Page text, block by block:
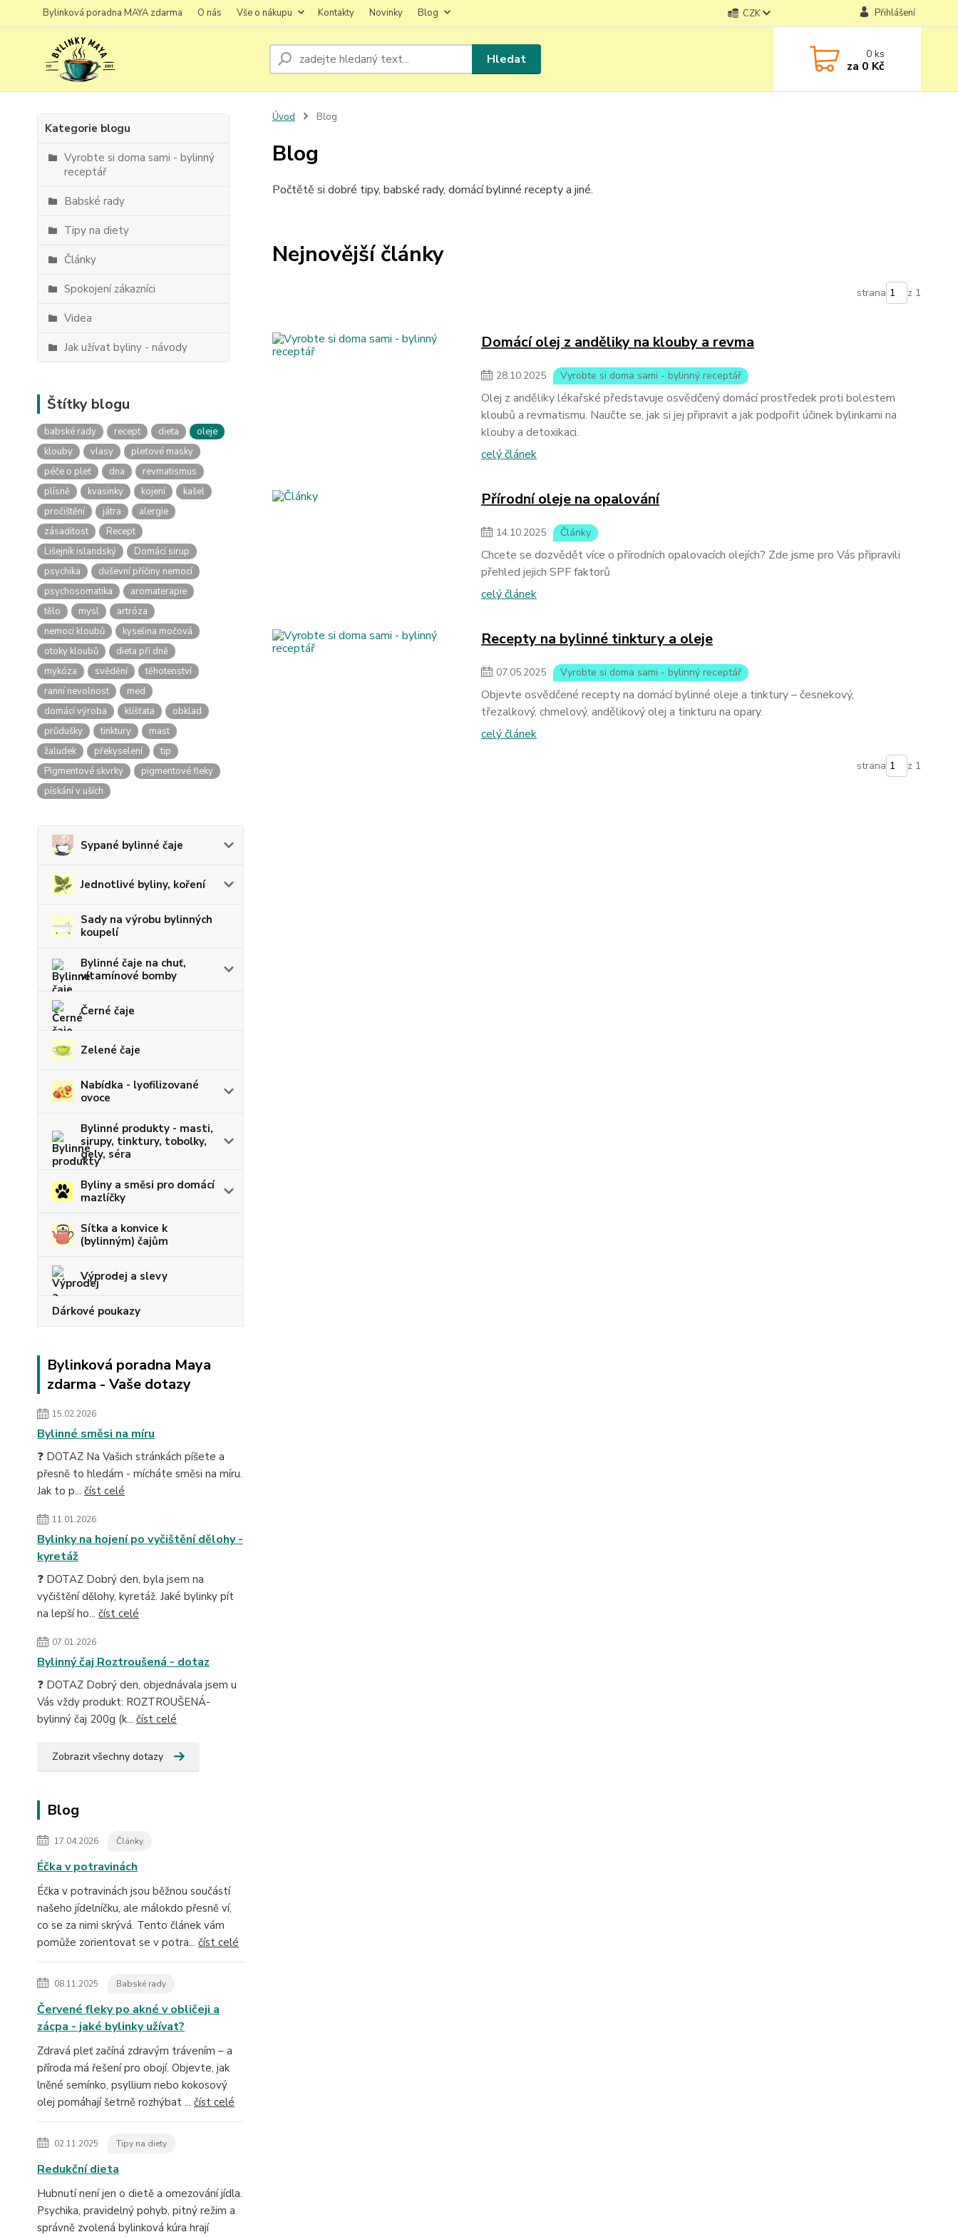
Bylinková poradna MAYA zdarma O nás Vše o nákupu Kontakty Novinky Blog CZK Přihlášení
Hledat 0ks
za 0 Kč
Kategorie blogu
Vyrobte si doma sami - bylinný
receptář
Babské rady
Tipy na diety
Články
Spokojení zákazníci
Videa
Jak užívat byliny - návody
Štítky blogu
babské rady recept dieta
oleje
klouby
vlasy
pleťové masky
péče o pleť
dna
revmatismus
plísně
kvasinky kojení
kašel
pročištění
játra
alergie
zásaditost
Recept
Lišejník islandský
Domácí sirup
psychika
duševní příčiny nemocí
psychosomatika
aromaterapie
tělo
mysl
artróza
nemoci kloubů
kyselina močová
otoky kloubů
dieta při dně
mykóza
svědění
těhotenství
ranní nevolnost
med
domácí výroba
klíšťata
obklad
průdušky
tinktury
mast
žaludek
překyselení
tip
Pigmentové skvrky
pigmentové fleky
pískání v uších
Sypané bylinné čaje
Jednotlivé byliny, koření
Sady na výrobu bylinných
koupelí
Bylinné čaje na chuť,
vitamínové bomby
Černé čaje
Zelené čaje
Nabídka - lyofilizované
ovoce
Bylinné produkty - masti,
sirupy, tinktury, tobolky,
gely, séra
Byliny a směsi pro domácí
mazlíčky
Sítka a konvice k
(bylinným) čajům
Výprodej a slevy
Dárkové poukazy
Bylinková poradna Maya
zdarma - Vaše dotazy
15.02.2026
Bylinné směsi na míru
❓ DOTAZ Na Vašich stránkách píšete a
přesně to hledám - mícháte směsi na míru.
Jak to p... číst celé
11.01.2026
Bylinky na hojení po vyčištění dělohy -
kyretáž
❓ DOTAZ Dobrý den, byla jsem na
vyčištění dělohy, kyretáž. Jaké bylinky pít
na lepší ho... číst celé
07.01.2026
Bylinný čaj Roztroušená - dotaz
❓ DOTAZ Dobrý den, objednávala jsem u
Vás vždy produkt: ROZTROUŠENÁ-
bylinný čaj 200g (k... číst celé
Zobrazit všechny dotazy
Blog
17.04.2026 Články
Éčka v potravinách
Éčka v potravinách jsou běžnou součástí
našeho jídelníčku, ale málokdo přesně ví,
co se za nimi skrývá. Tento článek vám
pomůže zorientovat se v potra... číst celé
08.11.2025 Babské rady
Červené fleky po akné v obličeji a
zácpa - jaké bylinky užívat?
Zdravá pleť začíná zdravým trávením – a
příroda má řešení pro obojí. Objevte, jak
lněné semínko, psyllium nebo kokosový
olej pomáhají šetrně rozhýbat ... číst celé
02.11.2025 Tipy na diety
Redukční dieta
Hubnutí není jen o dietě a omezování jídla.
Psychika, pravidelný pohyb, pitný režim a
správně zvolená bylinková kúra hrají
Úvod Blog
Blog
Počtětě si dobré tipy, babské rady, domácí bylinné recepty a jiné.
Nejnovější články
strana z 1
Domácí olej z anděliky na klouby a revma
28.10.2025 Vyrobte si doma sami - bylinný receptář
Olej z anděliky lékařské představuje osvědčený domácí prostředek proti bolestem
kloubů a revmatismu. Naučte se, jak si jej připravit a jak podpořit účinek bylinkami na
klouby a detoxikaci.
celý článek
Přírodní oleje na opalování
14.10.2025 Články
Chcete se dozvědět více o přírodních opalovacích olejích? Zde jsme pro Vás připravili
přehled jejich SPF faktorů
celý článek
Recepty na bylinné tinktury a oleje
07.05.2025 Vyrobte si doma sami - bylinný receptář
Objevte osvědčené recepty na domácí bylinné oleje a tinktury – česnekový,
třezalkový, chmelový, andělikový olej a tinkturu na opary.
celý článek
strana z 1